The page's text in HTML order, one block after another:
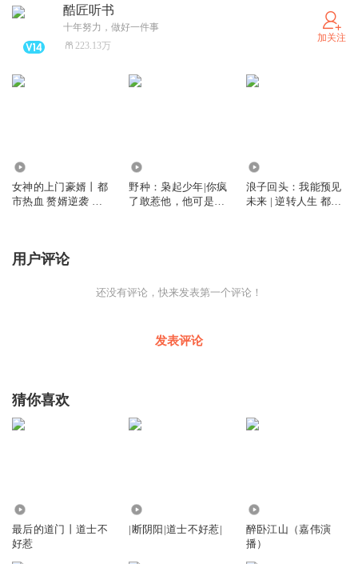
酷匠听书
十年努力，做好一件事
223.13万
加关注
女神的上门豪婿丨都
市热血 赘婿逆袭 上
野种：枭起少年|你疯
了敢惹他，他可是黑
浪子回头：我能预见
未来 | 逆转人生 都市
用户评论
还没有评论，快来发表第一个评论！
发表评论
猜你喜欢
最后的道门丨道士不
好惹
|断阴阳|道士不好惹|
醉卧江山（嘉伟演
播）